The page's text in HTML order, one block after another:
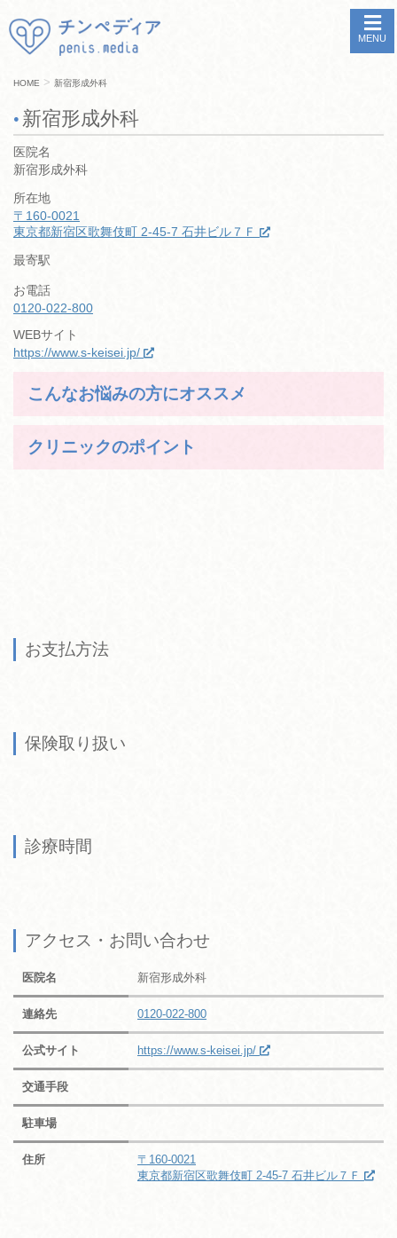
MENU
HOME > 新宿形成外科
新宿形成外科
医院名
新宿形成外科
所在地
〒160-0021
東京都新宿区歌舞伎町 2-45-7 石井ビル７Ｆ
最寄駅
お電話
0120-022-800
WEBサイト
https://www.s-keisei.jp/
こんなお悩みの方にオススメ
クリニックのポイント
お支払方法
保険取り扱い
診療時間
アクセス・お問い合わせ
医院名 新宿形成外科
連絡先 0120-022-800
公式サイト https://www.s-keisei.jp/
交通手段
駐車場
住所
〒160-0021
東京都新宿区歌舞伎町 2-45-7 石井ビル７Ｆ